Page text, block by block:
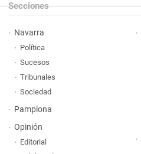
Secciones
Navarra
Política
Sucesos
Tribunales
Sociedad
Pamplona
Opinión
Editorial